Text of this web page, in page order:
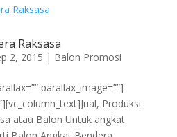
Raksasa
2, 2015 | Balon Promosi
parallax_image=””]
Produksi
atau Balon Untuk angkat